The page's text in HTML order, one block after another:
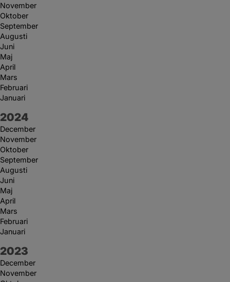
November
Oktober
September
Augusti
Juni
Maj
April
Mars
Februari
Januari
År:
2024
December
November
Oktober
September
Augusti
Juni
Maj
April
Mars
Februari
Januari
År:
2023
December
November